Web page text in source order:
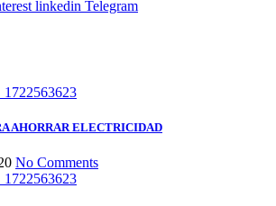
linkedin Telegram
AHORRAR ELECTRICIDAD
No Comments